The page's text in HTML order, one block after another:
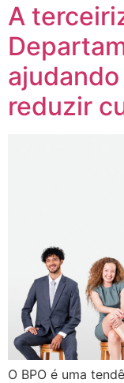
A
reduzir
O BPO é uma